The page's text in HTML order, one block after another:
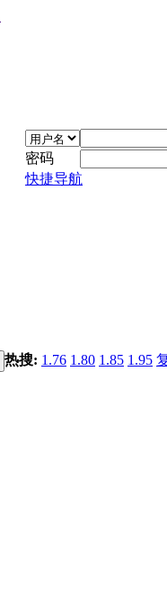
密码
快捷导航
热搜: 1.76 1.80 1.85 1.95